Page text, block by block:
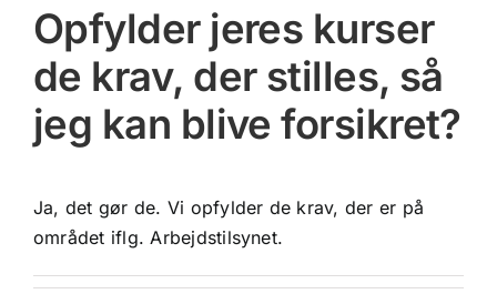
Opfylder jeres kurser
de krav, der stilles, så
jeg kan blive forsikret?
Ja, det gør de. Vi opfylder de krav, der er på
området iflg. Arbejdstilsynet.